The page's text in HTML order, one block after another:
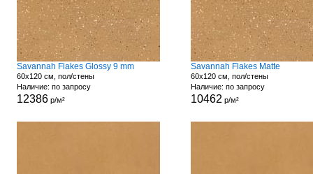
Savannah Flakes Glossy 9 mm
60x120 см, пол/стены
Наличие: по запросу
12386р/м²
Savannah Flakes Matte
60x120 см, пол/стены
Наличие: по запросу
10462 р/м²